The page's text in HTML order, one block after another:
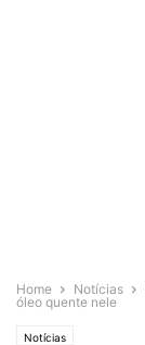
Home Notícias
óleo quente nele
Notícias